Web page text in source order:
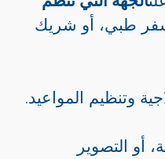
سفر طبي، أو شريك
وتنظيم المواعيد.
أو التصوير